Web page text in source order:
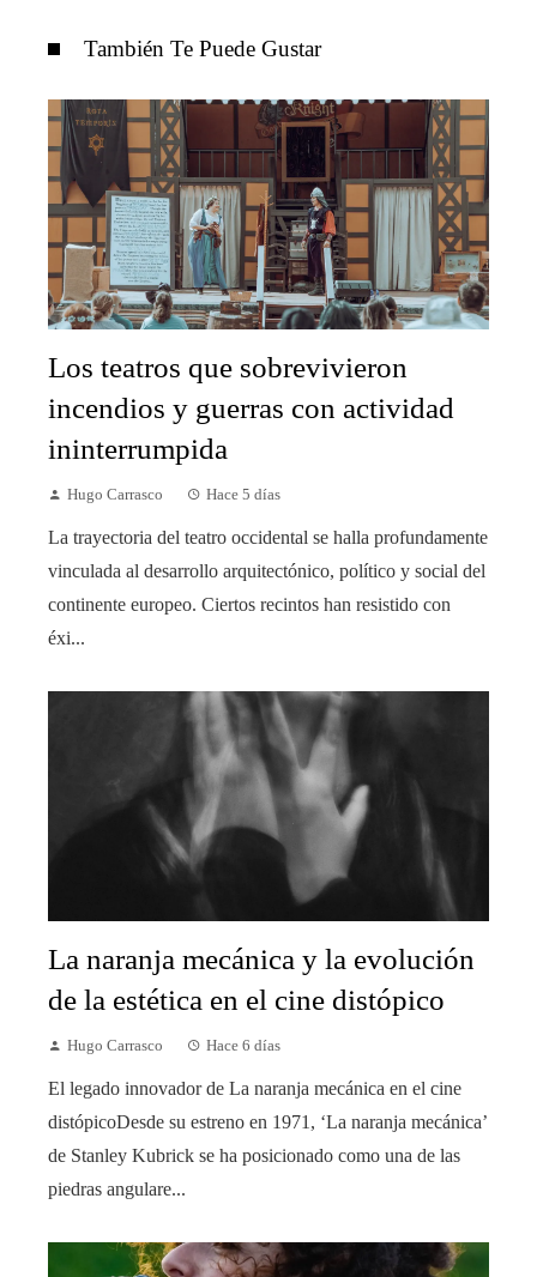
También Te Puede Gustar
Los teatros que sobrevivieron
incendios y guerras con actividad
ininterrumpida
Hugo Carrasco Hace 5 días
La trayectoria del teatro occidental se halla profundamente
vinculada al desarrollo arquitectónico, político y social del
continente europeo. Ciertos recintos han resistido con
éxi...
La naranja mecánica y la evolución
de la estética en el cine distópico
Hugo Carrasco Hace 6 días
El legado innovador de La naranja mecánica en el cine
distópicoDesde su estreno en 1971, ‘La naranja mecánica’
de Stanley Kubrick se ha posicionado como una de las
piedras angulare...